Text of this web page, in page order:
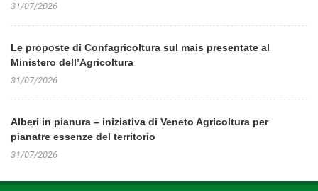
31/07/2026
Le proposte di Confagricoltura sul mais presentate al
Ministero dell’Agricoltura
31/07/2026
Alberi in pianura – iniziativa di Veneto Agricoltura per
pianatre essenze del territorio
31/07/2026